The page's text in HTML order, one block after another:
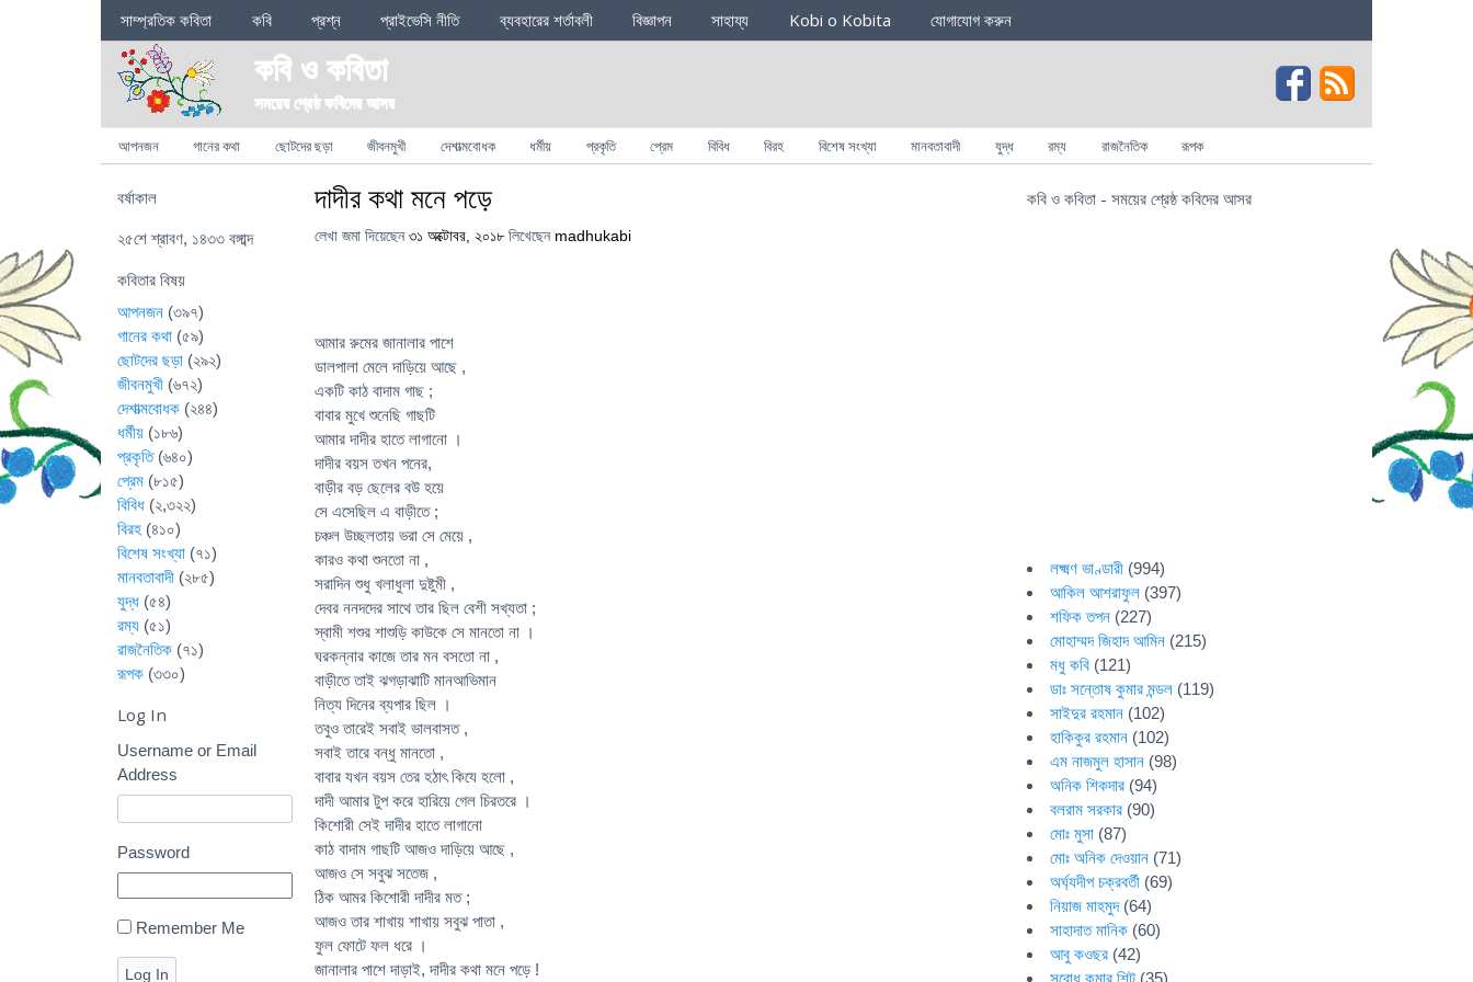
Sections
সাম্প্রতিক কবিতা কবি প্রশ্ন প্রাইভেসি নীতি ব্যবহারের শর্তাবলী বিজ্ঞাপন সাহায্য Kobi o Kobita যোগাযোগ করুন
কবি ও কবিতা
সময়ের শ্রেষ্ঠ কবিদের আসর
Categories
আপনজন গানের কথা ছোটদের ছড়া জীবনমুখী দেশাত্মবোধক ধর্মীয় প্রকৃতি প্রেম বিবিধ বিরহ বিশেষ সংখ্যা মানবতাবাদী যুদ্ধ রম্য রাজনৈতিক রূপক
দাদীর কথা মনে পড়ে
লেখা জমা দিয়েছেন ৩১ অক্টোবর, ২০১৮লিখেছেন madhukabi
আমার রুমের জানালার পাশে
ডালপালা মেলে দাড়িয়ে আছে ,
একটি কাঠ বাদাম গাছ ;
বাবার মুখে শুনেছি গাছটি
আমার দাদীর হাতে লাগানো ।
দাদীর বয়স তখন পনের,
বাড়ীর বড় ছেলের বউ হয়ে
সে এসেছিল এ বাড়ীতে ;
চঞ্চল উচ্ছলতায় ভরা সে মেয়ে ,
কারও কথা শুনতো না ,
সরাদিন শুধু খলাধুলা দুষ্টুমী ,
দেবর ননদদের সাথে তার ছিল বেশী সখ্যতা ;
স্বামী শশুর শাশুড়ি কাউকে সে মানতো না ।
ঘরকন্নার কাজে তার মন বসতো না ,
বাড়ীতে তাই ঝগড়াঝাটি মানআভিমান
নিত্য দিনের ব্যপার ছিল ।
তবুও তারেই সবাই ভালবাসত ,
সবাই তারে বন্ধু মানতো ,
বাবার যখন বয়স তের হঠাৎ কিযে হলো ,
দাদী আমার টুপ করে হারিয়ে গেল চিরতরে ।
কিশোরী সেই দাদীর হাতে লাগানো
কাঠ বাদাম গাছটি আজও দাড়িয়ে আছে ,
আজও সে সবুঝ সতেজ ,
ঠিক আমর কিশোরী দাদীর মত ;
আজও তার শাখায় শাখায় সবুঝ পাতা ,
ফুল ফোটে ফল ধরে ।
জানালার পাশে দাড়াই, দাদীর কথা মনে পড়ে !
বর্ষাকাল
২৫শে শ্রাবণ, ১৪৩৩ বঙ্গাব্দ
কবিতার বিষয়
আপনজন (৩৯৭)
গানের কথা (৫৯)
ছোটদের ছড়া (২৯২)
জীবনমুখী (৬৭২)
দেশাত্মবোধক (২৪৪)
ধর্মীয় (১৮৬)
প্রকৃতি(৬৪০)
প্রেম (৮১৫)
বিবিধ (২,৩২২)
বিরহ (৪১০)
বিশেষ সংখ্যা (৭১)
মানবতাবাদী (২৮৫)
যুদ্ধ (৫৪)
রম্য (৫১)
রাজনৈতিক (৭১)
রূপক (৩৩০)
Log In
Username or Email
Address
Password
Remember Me
Log In
কবি ও কবিতা - সময়ের শ্রেষ্ঠ কবিদের আসর
লক্ষ্মণ ভাণ্ডারী (994)
আকিল আশরাফুল (397)
শফিক তপন (227)
মোহাম্মদ জিহাদ আমিন (215)
মধু কবি (121)
ডাঃ সন্তোষ কুমার মন্ডল (119)
সাইদুর রহমান (102)
হাকিকুর রহমান (102)
এম নাজমুল হাসান (98)
অনিক শিকদার (94)
বলরাম সরকার (90)
মোঃ মুসা (87)
মোঃ অনিক দেওয়ান (71)
অর্ঘ্যদীপ চক্রবর্তী (69)
নিয়াজ মাহমুদ(64)
সাহাদাত মানিক (60)
আবু কওছর (42)
সুবোধ কুমার শিট (35)